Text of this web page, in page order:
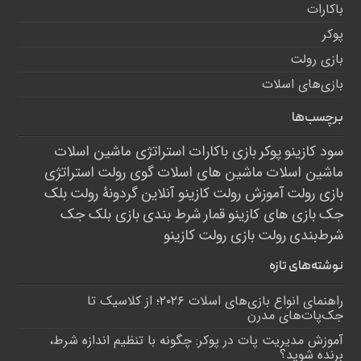
باکارات
پوکر
بازی رولت
بازی‌های اسلات
برچسب‌ها
سود کازینوپوکربازی باکارات استراتژی ماشین اسلات
ماشین اسلات ماشین های اسلاتگوی رولت استراتژی
بازی رولتآموزش رولتکازینو آنلاینگردونۀ رولتبلک
جکبازی های کازینوقمارشرط بندیبازی بلک جک
شرط‌بندیرولتبازی رولتکازینو
نوشته‌های تازه
راهنمای انواع بازی‌های اسلات ۲۰۲۶؛ از کلاسیک تا
جک‌پات‌های مدرن
آموزش مدیریت پات در پوکر: چگونه با تنظیم اندازه شرط،
برنده شوید؟